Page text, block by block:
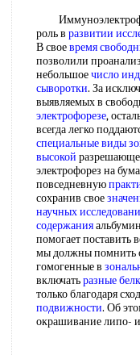
роль в развитии
В своевремя
позволили
небольшоечисло
сыворотки. За
выявляемых в
электрофорезе,
всегда легко
специальные виды
высокой
электрофорез на
повседневную
сохранив свое
научных
содержания
помогает поставить
мы должны помнить
гомогенные в
включатьразные
только благодаря
подвижности. Об
окрашивание липо-